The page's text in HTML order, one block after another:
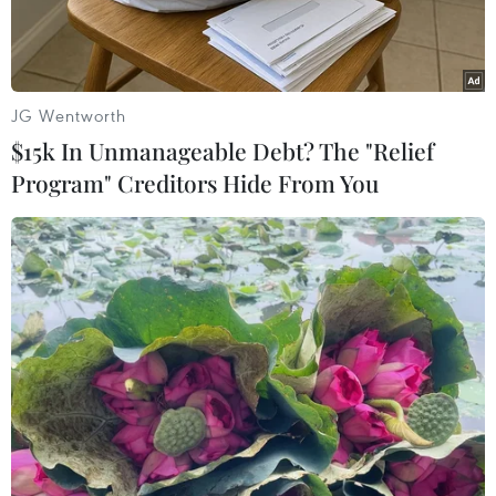
Lực lượng chức năng tổ chức lực lượng tìm kiếm các nạn nhân
mất tích. (Ảnh: TTXVN phát)
Sáng 13/6, đại diện Uỷ ban Nhân dân xã Tân
Hóa (huyện Minh Hóa, Quảng Bình) xác nhận,
JG Wentworth
$15k In Unmanageable Debt? The "Relief
Program" Creditors Hide From You